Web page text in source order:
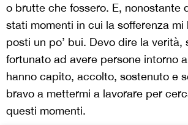
o brutte che fossero. E, nonostante
stati momenti in cui la sofferenza mi
posti un po’ bui. Devo dire la verità,
fortunato ad avere persone intorno
hanno capito, accolto, sostenuto e
bravo a mettermi a lavorare per
questi momenti.